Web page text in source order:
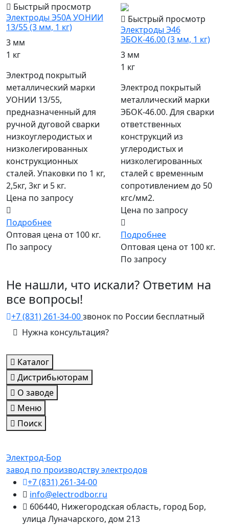
Быстрый просмотр
Электроды Э50А УОНИИ
13/55 (3 мм, 1 кг)
3 мм
1 кг
Электрод покрытый
металлический марки
УОНИИ 13/55,
предназначенный для
ручной дуговой сварки
низкоуглеродистых и
низколегированных
конструкционных
сталей. Упаковки по 1 кг,
2,5кг, 3кг и 5 кг.
Цена по запросу
Подробнее
Оптовая цена от 100 кг.
По запросу
Быстрый просмотр
Электроды Э46
ЭБОК-46.00 (3 мм, 1 кг)
3 мм
1 кг
Электрод покрытый
металлический марки
ЭБОК-46.00. Для сварки
ответственных
конструкций из
углеродистых и
низколегированных
сталей с временным
сопротивлением до 50
кгс/мм2.
Цена по запросу
Подробнее
Оптовая цена от 100 кг.
По запросу
Не нашли, что искали? Ответим на
все вопросы!
+7 (831) 261-34-00звонок по России бесплатный
Нужна консультация?
Каталог
Дистрибьюторам
О заводе
Меню
Поиск
Электрод-Бор
завод по производству электродов
+7 (831) 261-34-00
info@electrodbor.ru
606440, Нижегородская область, город Бор,
улица Луначарского, дом 213